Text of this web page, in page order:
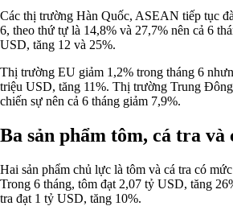
Các thị trường Hàn Quốc, ASEAN tiếp tục
6, theo thứ tự là 14,8% và 27,7% nên cả 6
USD, tăng 12 và 25%.
Thị trường EU giảm 1,2% trong tháng 6
triệu USD, tăng 11%. Thị trường Trung
chiến sự nên cả 6 tháng giảm 7,9%.
Ba sản phẩm tôm, cá tra và
Hai sản phẩm chủ lực là tôm và cá tra có
Trong 6 tháng, tôm đạt 2,07 tỷ USD, tăng
tra đạt 1 tỷ USD, tăng 10%.